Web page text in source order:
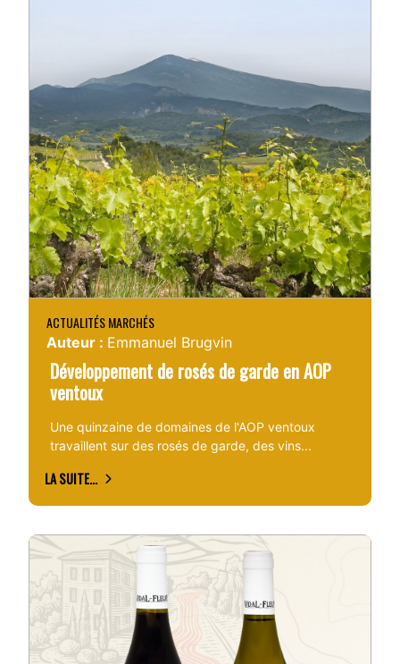
ACTUALITÉS MARCHÉS
Auteur : Emmanuel Brugvin
Développement de rosés de garde en AOP
ventoux
Une quinzaine de domaines de l'AOP ventoux
travaillent sur des rosés de garde, des vins...
LA SUITE...